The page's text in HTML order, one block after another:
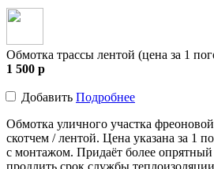
Обмотка трассы лентой (цена за 1
1 500 p
Добавить Подробнее
Обмотка уличного участка
скотчем / лентой. Цена указана за 1
с монтажом. Придаёт более
продлить срок службы